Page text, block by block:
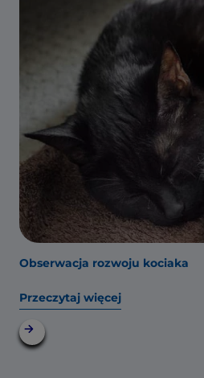
Obserwacja rozwoju kociaka
Przeczytaj więcej